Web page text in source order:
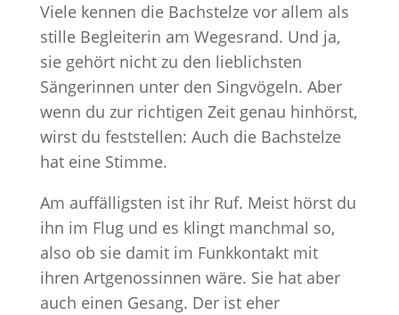
Viele kennen die Bachstelze vor allem als
stille Begleiterin am Wegesrand. Und ja,
sie gehört nicht zu den lieblichsten
Sängerinnen unter den Singvögeln. Aber
wenn du zur richtigen Zeit genau hinhörst,
wirst du feststellen: Auch die Bachstelze
hat eine Stimme.
Am auffälligsten ist ihr Ruf. Meist hörst du
ihn im Flug und es klingt manchmal so,
also ob sie damit im Funkkontakt mit
ihren Artgenossinnen wäre. Sie hat aber
auch einen Gesang. Der ist eher